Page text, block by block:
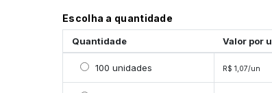
Escolha a quantidade
Quantidade Valor por
Selecionar 100 unidades
100 unidades R$ 1,07/un